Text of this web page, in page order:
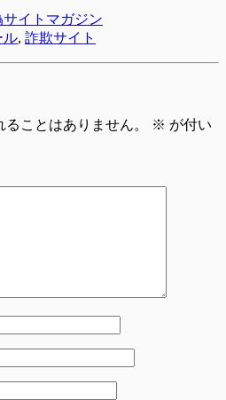
サイトマガジン
ル, 詐欺サイト
ことはありません。 ※ が付い